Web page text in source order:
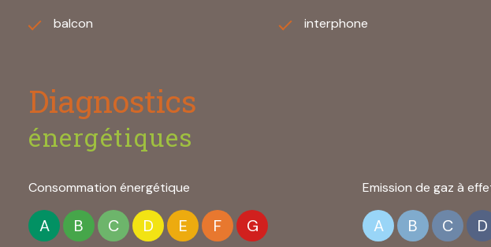
balcon interphone
Diagnostics
énergétiques
Consommation énergétique
A B C D E F G
Emission de gaz à
A B C D